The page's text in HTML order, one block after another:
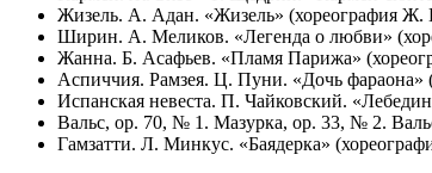
Жизель. А. Адан. «Жизель» (хореография
Ширин. А. Меликов. «Легенда о любви»
Жанна. Б. Асафьев. «Пламя Парижа»
Аспиччия. Рамзея. Ц. Пуни. «Дочь фараона»
Испанская невеста. П. Чайковский.
Вальс, op. 70, № 1. Мазурка, op. 33, № 2.
Гамзатти. Л. Минкус. «Баядерка»